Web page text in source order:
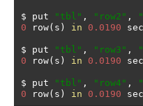
$ put "tbl" , "row2" ,
0 row( s ) in 0.0190
$ put "tbl" , "row3" ,
0 row( s ) in 0.0190
$ put "tbl" , "row4" ,
0 row( s ) in 0.0190